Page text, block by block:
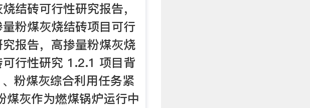
结砖可行性研究报告，
量粉煤灰烧结砖项目可行
报告，高掺量粉煤灰烧
可行性研究 1.2.1 项目背
粉煤灰综合利用任务紧
煤灰作为燃煤锅炉运行中